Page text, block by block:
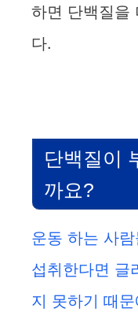
하면 단백질을
다.
단백질이
까요?
운동 하는 사
섭취한다면 글
지 못하기 때